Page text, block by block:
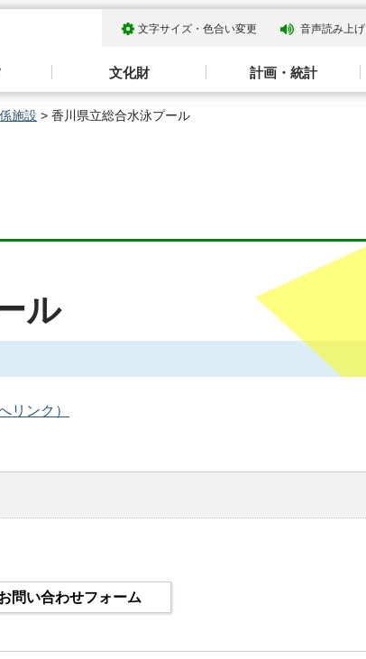
文字サイズ・色合い変更 音声読み上げ
文化財 計画・統計
施設 > 香川県立総合水泳プール
ル
リンク）